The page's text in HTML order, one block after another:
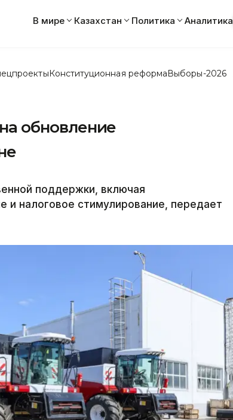
В мире Казахстан Политика Аналитика
Конституционная реформаВыборы-2026
обновление
поддержки, включая
и налоговое стимулирование, передает